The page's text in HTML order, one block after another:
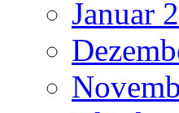
Januar